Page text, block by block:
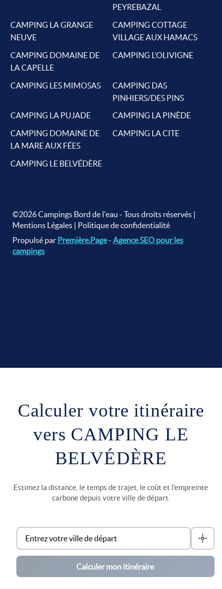
PEYREBAZAL
CAMPING LA GRANGE
NEUVE
CAMPING COTTAGE
VILLAGE AUX HAMACS
CAMPING DOMAINE DE
LA CAPELLE
CAMPING L’OLIVIGNE
CAMPING LES MIMOSAS
CAMPING DAS
PINHIERS/DES PINS
CAMPING LA PUJADE
CAMPING LA PINÈDE
CAMPING DOMAINE DE
LA MARE AUX FÉES
CAMPING LA CITE
CAMPING LE BELVÉDÈRE
©2026 Campings Bord de l'eau - Tous droits réservés |
Mentions Légales| Politique de confidentialité
Propulsé par Première.Page- Agence SEO pour les
campings
Calculer votre itinéraire
vers CAMPING LE
BELVÉDÈRE
Estimez la distance, le temps de trajet, le coût et l'empreinte
carbone depuis votre ville de départ.
Calculer mon itinéraire